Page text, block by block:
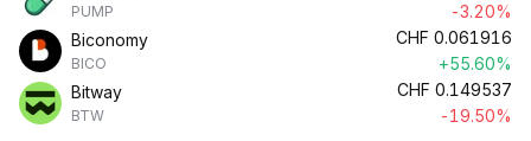
PUMP
-3.20%
Biconomy
BICO
CHF 0.061916
+55.60%
Bitway
BTW
CHF 0.149537
-19.50%